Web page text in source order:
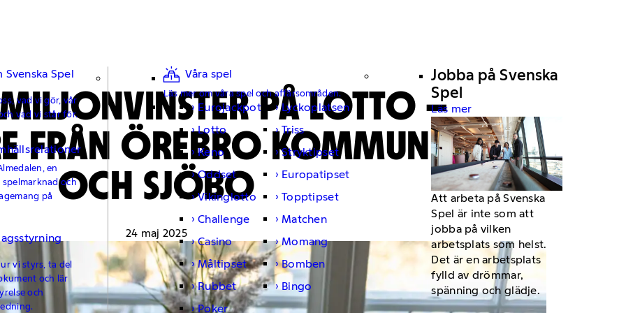
Svenska Spel
vad vi gör, vår
vad vi står för.
en
och
på
vi styrs, ta del
och lär
och
Våra spel
Läs mer om våra spel och affärsområden.
Eurojackpot
Lyckoplatsen
Lotto
Triss
Keno
Stryktipset
Oddset
Europatipset
Vikinglotto
Topptipset
Challenge
Matchen
Casino
Momang
Måltipset
Bomben
Rubbet
Bingo
Poker
Jobba på Svenska
Spel
Läs mer
Att arbeta på Svenska
Spel är inte som att
jobba på vilken
arbetsplats som helst.
Det är en arbetsplats
fylld av drömmar,
spänning och glädje.
PÅ LOTTO –
FRÅN ÖREBRO KOMMUN
OCH SJÖBO
24 maj 2025